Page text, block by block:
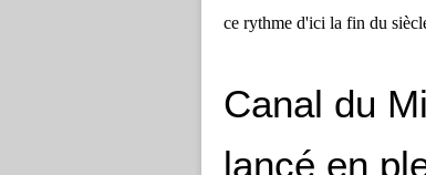
ce rythme d'ici la fin du
Canal du
lancé en